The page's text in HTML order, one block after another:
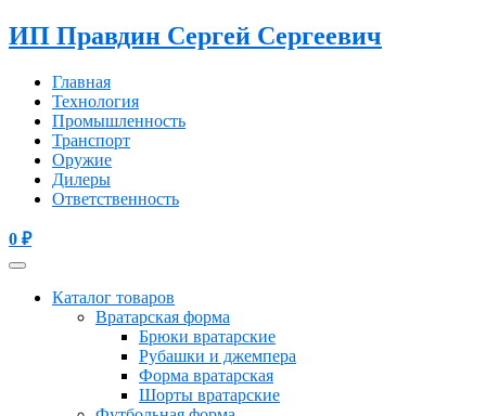
ИП Правдин Сергей Сергеевич
Главная
Технология
Промышленность
Транспорт
Оружие
Дилеры
Ответственность
0 ₽
Каталог товаров
Вратарская форма
Брюки вратарские
Рубашки и джемпера
Форма вратарская
Шорты вратарские